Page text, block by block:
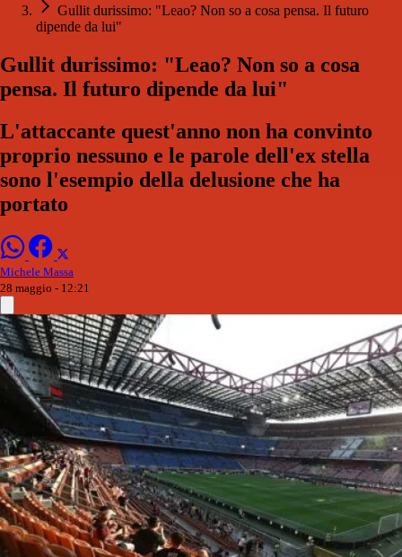
Gullit durissimo: "Leao? Non so a cosa pensa. Il futuro
dipende da lui"
Gullit durissimo: "Leao? Non so a cosa
pensa. Il futuro dipende da lui"
L'attaccante quest'anno non ha convinto
proprio nessuno e le parole dell'ex stella
sono l'esempio della delusione che ha
portato
Michele Massa
28 maggio - 12:21